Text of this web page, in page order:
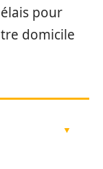
pour
domicile